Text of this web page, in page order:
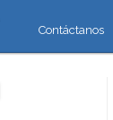
Contáctanos